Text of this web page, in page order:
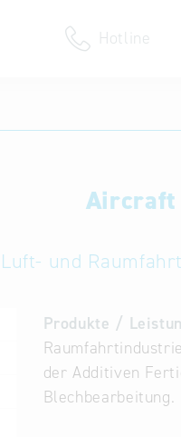
Hotline
der
Aircraft
Luft- und
Produkte /
der Additiven
Blechbearbeitung.